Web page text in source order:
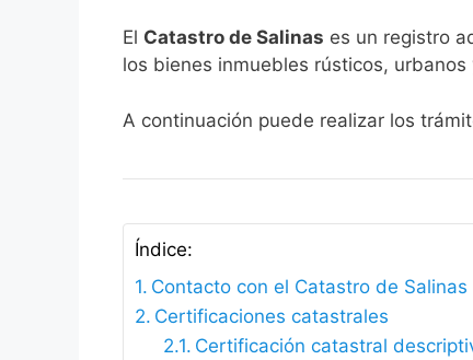
El Catastro de Salinas es un registro
los bienes inmuebles rústicos,
A continuación puede realizar los
Índice:
Contacto con el Catastro de Salinas
Certificaciones catastrales
Certificación catastral